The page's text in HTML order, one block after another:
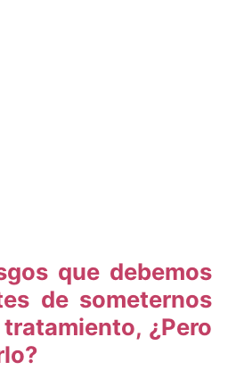
que debemos
de someternos
¿Pero